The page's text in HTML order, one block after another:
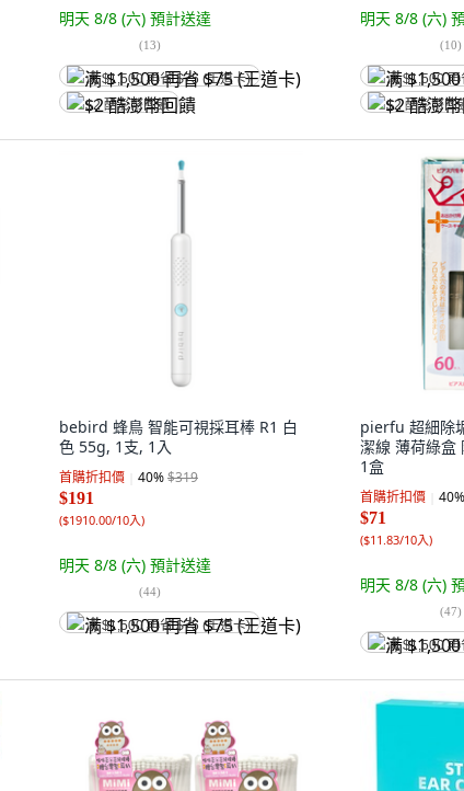
明天 8/8 (六) 預計送達
(13)
满 $1,500 再省 $75 (王道卡)
$2 酷澎幣回饋
明天 8/8 (六)
(10)
满 $1,500
$2 酷澎幣回
bebird 蜂鳥 智能可視採耳棒 R1 白
色 55g, 1支, 1入
首購折扣價 40%$319
$191
($1910.00/10入)
明天 8/8 (六) 預計送達
(44)
满 $1,500 再省 $75 (王道卡)
pierfu 超細除
潔線 薄荷綠盒
1盒
首購折扣價 40%
$71
($11.83/10入)
明天 8/8 (六)
(47)
满 $1,500